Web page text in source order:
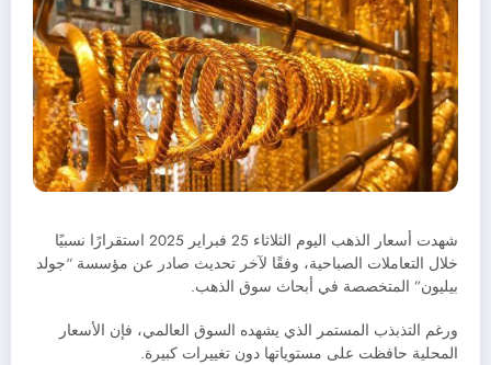
شهدت أسعار الذهب اليوم الثلاثاء 25 فبراير 2025 استقرارًا نسبيًا
خلال التعاملات الصباحية، وفقًا لآخر تحديث صادر عن مؤسسة “جولد
بيليون” المتخصصة في أبحاث سوق الذهب.
ورغم التذبذب المستمر الذي يشهده السوق العالمي، فإن الأسعار
المحلية حافظت على مستوياتها دون تغييرات كبيرة.